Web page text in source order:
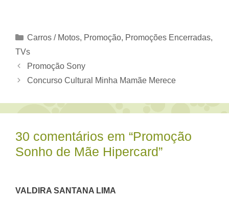
Categorias
Carros / Motos, Promoção, Promoções Encerradas,
TVs
Promoção Sony
Concurso Cultural Minha Mamãe Merece
30 comentários em “Promoção
Sonho de Mãe Hipercard”
VALDIRA SANTANA LIMA